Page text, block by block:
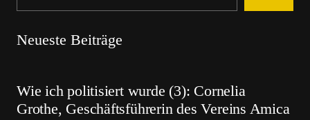
Neueste Beiträge
Wie ich politisiert wurde (3): Cornelia
Grothe, Geschäftsführerin des Vereins Amica